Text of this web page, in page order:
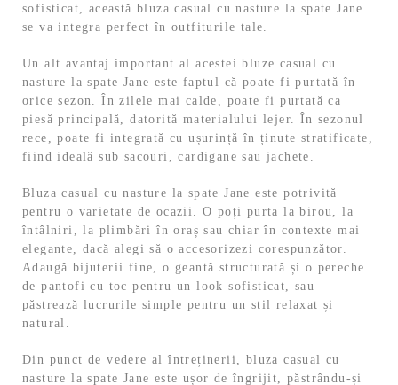
sofisticat, această bluza casual cu nasture la spate Jane
se va integra perfect în outfiturile tale.
Un alt avantaj important al acestei bluze casual cu
nasture la spate Jane este faptul că poate fi purtată în
orice sezon. În zilele mai calde, poate fi purtată ca
piesă principală, datorită materialului lejer. În sezonul
rece, poate fi integrată cu ușurință în ținute stratificate,
fiind ideală sub sacouri, cardigane sau jachete.
Bluza casual cu nasture la spate Jane este potrivită
pentru o varietate de ocazii. O poți purta la birou, la
întâlniri, la plimbări în oraș sau chiar în contexte mai
elegante, dacă alegi să o accesorizezi corespunzător.
Adaugă bijuterii fine, o geantă structurată și o pereche
de pantofi cu toc pentru un look sofisticat, sau
păstrează lucrurile simple pentru un stil relaxat și
natural.
Din punct de vedere al întreținerii, bluza casual cu
nasture la spate Jane este ușor de îngrijit, păstrându-și